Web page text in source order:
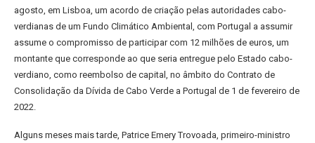
agosto, em Lisboa, um acordo de criação pelas autoridades cabo-
verdianas de um Fundo Climático Ambiental, com Portugal a assumir
assume o compromisso de participar com 12 milhões de euros, um
montante que corresponde ao que seria entregue pelo Estado cabo-
verdiano, como reembolso de capital, no âmbito do Contrato de
Consolidação da Dívida de Cabo Verde a Portugal de 1 de fevereiro de
2022.
Alguns meses mais tarde, Patrice Emery Trovoada, primeiro-ministro